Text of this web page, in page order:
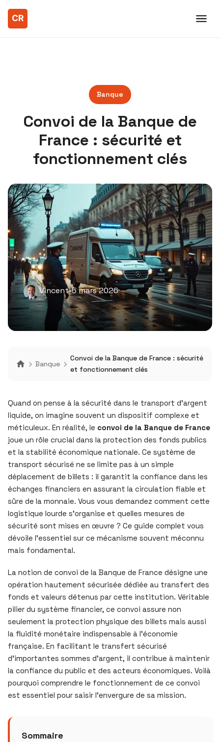
Banque
Convoi de la Banque de
France : sécurité et
fonctionnement clés
Vincent•5 mars 2026
Banque
Convoi de la Banque de France : sécurité
et fonctionnement clés
Quand on pense à la sécurité dans le transport d’argent
liquide, on imagine souvent un dispositif complexe et
méticuleux. En réalité, le convoi de la Banque de France
joue un rôle crucial dans la protection des fonds publics
et la stabilité économique nationale. Ce système de
transport sécurisé ne se limite pas à un simple
déplacement de billets : il garantit la confiance dans les
échanges financiers en assurant la circulation fiable et
sûre de la monnaie. Vous vous demandez comment cette
logistique lourde s’organise et quelles mesures de
sécurité sont mises en œuvre ? Ce guide complet vous
dévoile l’essentiel sur ce mécanisme souvent méconnu
mais fondamental.
La notion de convoi de la Banque de France désigne une
opération hautement sécurisée dédiée au transfert des
fonds et valeurs détenus par cette institution. Véritable
pilier du système financier, ce convoi assure non
seulement la protection physique des billets mais aussi
la fluidité monétaire indispensable à l’économie
française. En facilitant le transfert sécurisé
d’importantes sommes d’argent, il contribue à maintenir
la confiance du public et des acteurs économiques. Voilà
pourquoi comprendre le fonctionnement de ce convoi
est essentiel pour saisir l’envergure de sa mission.
Sommaire